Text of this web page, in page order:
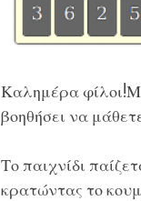
Καλημέρα
βοηθήσει να
Το παιχνίδι
κρατώντας το